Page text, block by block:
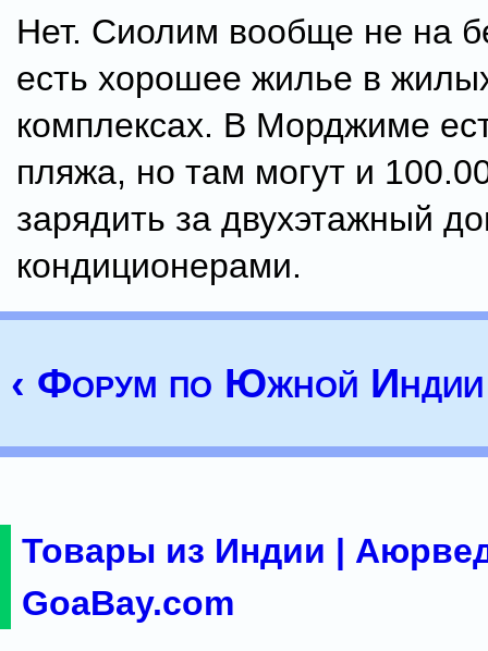
Нет. Сиолим вообще не на
есть хорошее жилье в
комплексах. В Морджиме
пляжа, но там могут и
зарядить за двухэтажный
кондиционерами.
‹ Форум по Южной
Товары из Индии |
GoaBay.com